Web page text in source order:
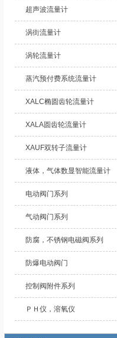
超声波流量计
涡街流量计
涡轮流量计
蒸汽预付费系统流量计
XALC椭圆齿轮流量计
XALA圆齿轮流量计
XAUF双转子流量计
液体，气体数显智能流量计
电动阀门系列
气动阀门系列
防腐，不锈钢电磁阀系列
防爆电动阀门
控制阀附件系列
ＰＨ仪，溶氧仪